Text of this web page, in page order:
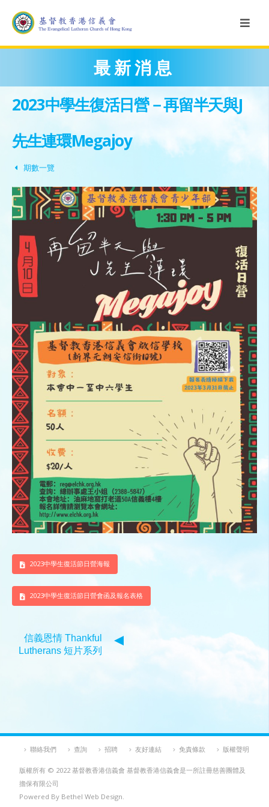
最新消息
2023中學生復活日營－再留半天與J
先生連環Megajoy
期數一覽
2023中學生復活節日營海報
2023中學生復活節日營會函及報名表格
信義恩情 Thankful
Lutherans 短片系列
聯絡我們 查詢 招聘 友好連結 免責條款 版權聲明
版權所有 © 2022 基督教香港信義會 基督教香港信義會是一所註冊慈善團體及
擔保有限公司
Powered By Bethel Web Design.